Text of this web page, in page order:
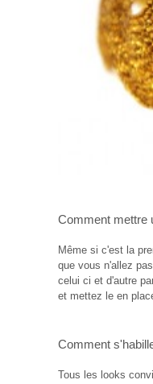
Comment mettre
Même si c'est la
que vous n'allez
celui ci et d'autre
et mettez le en
Comment
Tous les looks